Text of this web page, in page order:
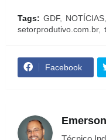
Tags: GDF NOTÍCIAS
setorprodutivo.com.br
Facebook